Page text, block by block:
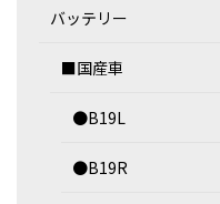
バッテリー
■国産車
●B19L
●B19R